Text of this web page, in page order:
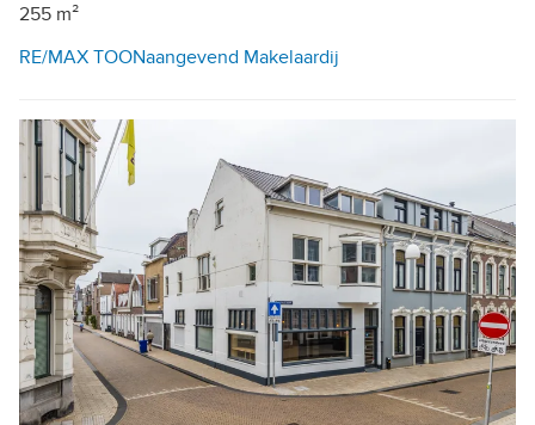
255 m²
RE/MAX TOONaangevend Makelaardij